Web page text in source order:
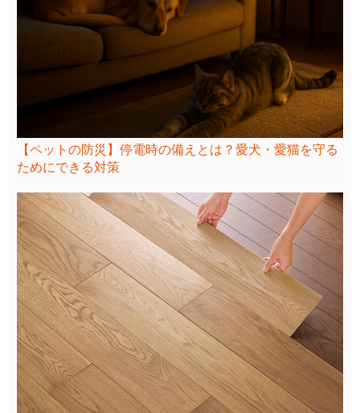
【ペットの防災】停電時の備えとは？愛犬・愛猫を守る
ためにできる対策